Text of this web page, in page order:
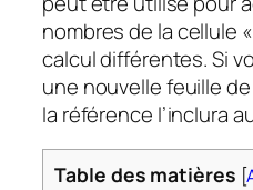
nombres de la cellule
calcul différentes. Si
une nouvelle feuille
la référence l’inclura
Table des matières [